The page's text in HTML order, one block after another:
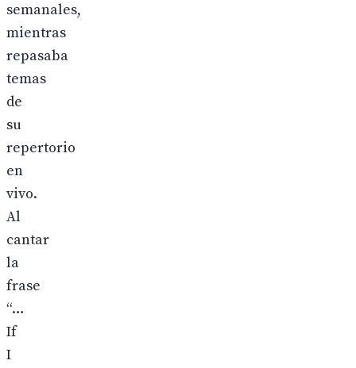
semanales,
mientras
repasaba
temas
de
su
repertorio
en
vivo.
Al
cantar
la
frase
“…
If
I